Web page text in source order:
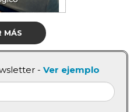
MÁS
- Ver ejemplo